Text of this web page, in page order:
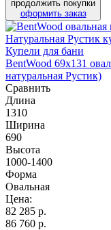
продолжить покупки
оформить заказ
Купели для бани
BentWood 69х131
натуральная Рустик)
Сравнить
Длина
1310
Ширина
690
Высота
1000-1400
Форма
Овальная
Цена:
82 285 р.
86 760 р.